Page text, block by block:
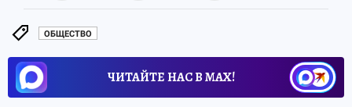
ОБЩЕСТВО
ЧИТАЙТЕ НАС В МАХ!